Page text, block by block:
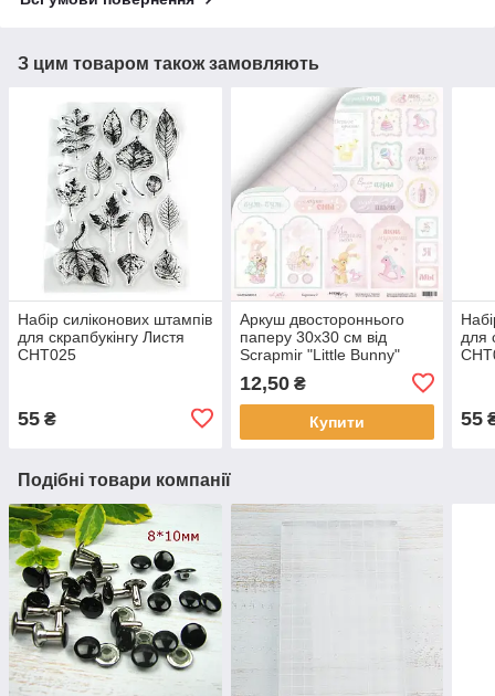
З цим товаром також замовляють
Набір силіконових штампів
для скрапбукінгу Листя
CHT025
55 ₴
Аркуш двостороннього
паперу 30х30 см від
Scrapmir "Little Bunny"
SM2400010
12,50₴
Купити
для
55
Подібні товари компанії